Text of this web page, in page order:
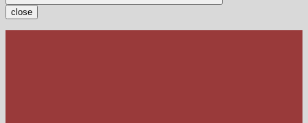
close